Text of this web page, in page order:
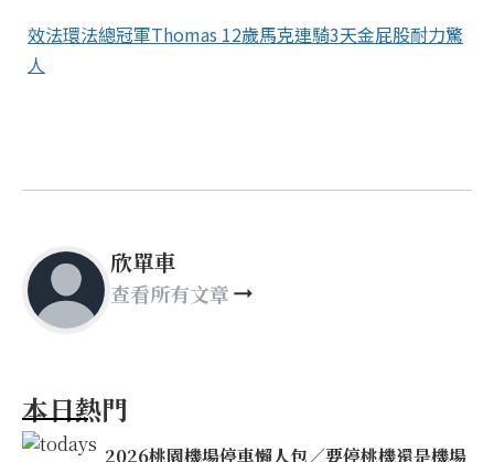
效法環法總冠軍Thomas 12歲馬克連騎3天金屁股耐力驚
人
欣單車
查看所有文章
本日熱門
2026桃園機場停車懶人包／要停桃機還是機場